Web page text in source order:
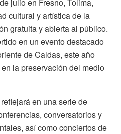
julio en Fresno, Tolima,
cultural y artística de la
gratuita y abierta al público.
en un evento destacado
de Caldas, este año
la preservación del medio
en una serie de
conversatorios y
así como conciertos de